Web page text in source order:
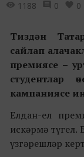
1188 0 0
Тиздән
сайлап
премиясе –
студентлар
кампаниясе
Елдан-ел
искәрмә
үзгәрешләр